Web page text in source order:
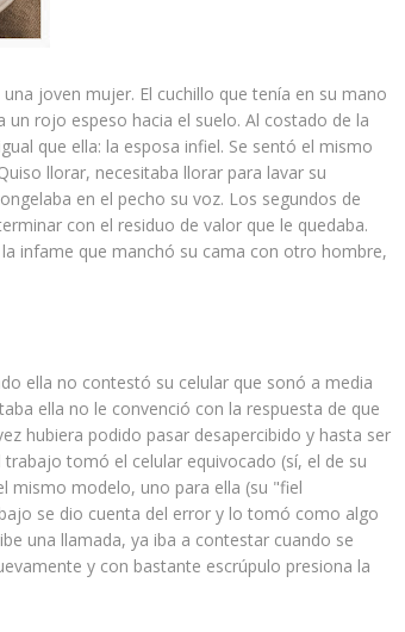
joven mujer. El cuchillo que tenía en su mano
rojo espeso hacia el suelo. Al costado de la
que ella: la esposa infiel. Se sentó el mismo
llorar, necesitaba llorar para lavar su
en el pecho su voz. Los segundos de
con el residuo de valor que le quedaba.
infame que manchó su cama con otro hombre,
ella no contestó su celular que sonó a media
ella no le convenció con la respuesta de que
hubiera podido pasar desapercibido y hasta ser
tomó el celular equivocado (sí, el de su
mismo modelo, uno para ella (su "fiel
se dio cuenta del error y lo tomó como algo
una llamada, ya iba a contestar cuando se
y con bastante escrúpulo presiona la